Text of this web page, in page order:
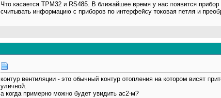
Что касается ТРМ32 и RS485. В ближайшее время у нас появится
считывать информацию с приборов по интерфейсу токовая петля и
контур вентиляции - это обычный контур отопления на котором висят
уличной.
а когда примерно можно будет увидить ас2-м?